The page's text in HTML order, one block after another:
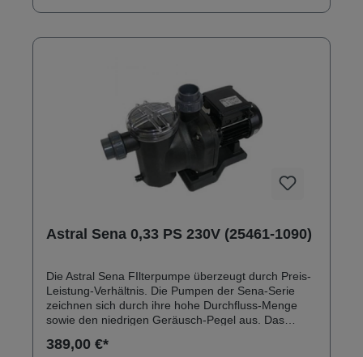
Astral Sena 0,33 PS 230V (25461-1090)
Die Astral Sena FIlterpumpe überzeugt durch Preis-
Leistung-Verhältnis. Die Pumpen der Sena-Serie
zeichnen sich durch ihre hohe Durchfluss-Menge
sowie den niedrigen Geräusch-Pegel aus. Das
Kunststoff Hostcan. Anschlüsse: 50 mm
389,00 €*